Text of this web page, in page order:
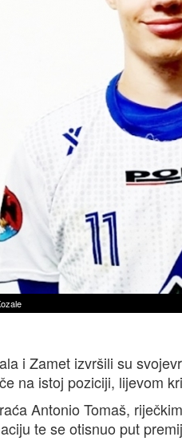
i Zamet izvršili su
na istoj poziciji, lijevom
Antonio Tomaš,
te se otisnuo put